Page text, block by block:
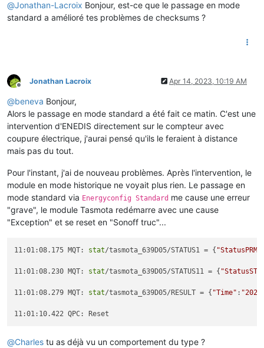
@Jonathan-Lacroix Bonjour, est-ce que le passage en mode
standard a amélioré tes problèmes de checksums ?
Offline
Jonathan Lacroix Apr 14, 2023, 10:19 AM
@beneva Bonjour,
Alors le passage en mode standard a été fait ce matin. C'est une
intervention d'ENEDIS directement sur le compteur avec
coupure électrique, j'aurai pensé qu'ils le feraient à distance
mais pas du tout.
Pour l'instant, j'ai de nouveau problèmes. Après l'intervention, le
module en mode historique ne voyait plus rien. Le passage en
mode standard via Energyconfig Standard me cause une erreur
"grave", le module Tasmota redémarre avec une cause
"Exception" et se reset en "Sonoff truc"...
11:01:08.175 MQT: stat/tasmota_639D05/STATUS1 = { "StatusPRM"
11:01:08.230 MQT: stat/tasmota_639D05/STATUS11 = {
11:01:08.279 MQT: stat/tasmota_639D05/RESULT = { "Time" :
@Charles tu as déjà vu un comportement du type ?